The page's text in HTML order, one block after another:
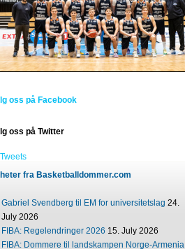
oss på Facebook
oss på Twitter
fra Basketballdommer.com
Gabriel Svendberg til EM for universitetslag 24.
July 2026
FIBA: Regelendringer 2026 15. July 2026
FIBA: Dommere til landskampen Norge-Armenia